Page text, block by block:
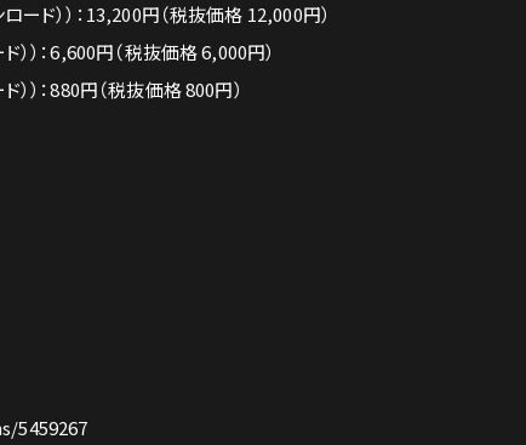
ード））：13,200円（税抜価格 12,000円）
））：6,600円（税抜価格 6,000円）
）：880円（税抜価格 800円）
5459267